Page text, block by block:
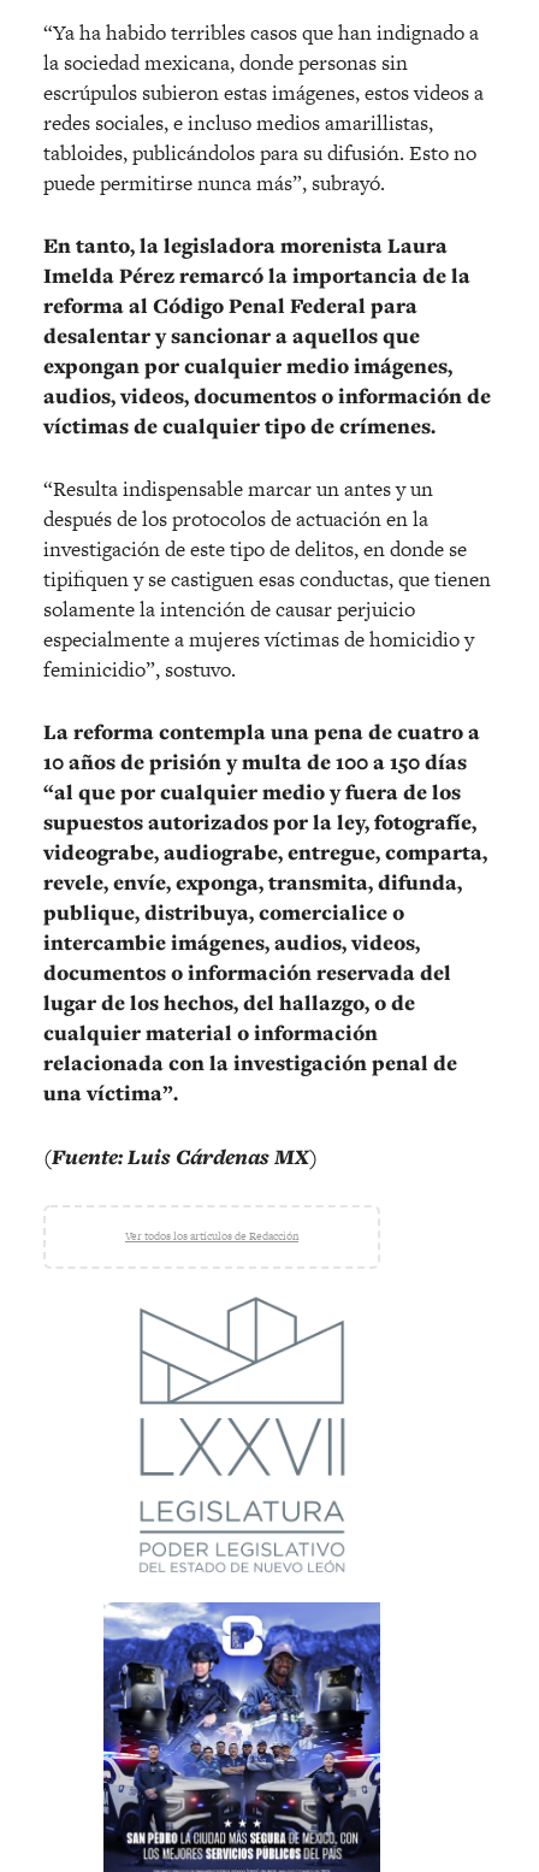
“Ya ha habido terribles casos que han indignado a
la sociedad mexicana, donde personas sin
escrúpulos subieron estas imágenes, estos videos a
redes sociales, e incluso medios amarillistas,
tabloides, publicándolos para su difusión. Esto no
puede permitirse nunca más”, subrayó.
En tanto, la legisladora morenista Laura
Imelda Pérez remarcó la importancia de la
reforma al Código Penal Federal para
desalentar y sancionar a aquellos que
expongan por cualquier medio imágenes,
audios, videos, documentos o información de
víctimas de cualquier tipo de crímenes.
“Resulta indispensable marcar un antes y un
después de los protocolos de actuación en la
investigación de este tipo de delitos, en donde se
tipifiquen y se castiguen esas conductas, que tienen
solamente la intención de causar perjuicio
especialmente a mujeres víctimas de homicidio y
feminicidio”, sostuvo.
La reforma contempla una pena de cuatro a
10 años de prisión y multa de 100 a 150 días
“al que por cualquier medio y fuera de los
supuestos autorizados por la ley, fotografíe,
videograbe, audiograbe, entregue, comparta,
revele, envíe, exponga, transmita, difunda,
publique, distribuya, comercialice o
intercambie imágenes, audios, videos,
documentos o información reservada del
lugar de los hechos, del hallazgo, o de
cualquier material o información
relacionada con la investigación penal de
una víctima”.
(Fuente: Luis Cárdenas MX)
Ver todos los artículos de Redacción